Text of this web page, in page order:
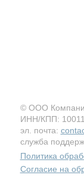
© ООО
ИНН/КПП:
эл. почта:
служба
Политика
Согласие на